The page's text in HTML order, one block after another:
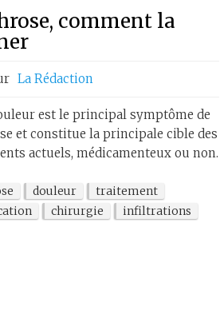
comment la
La Rédaction
est le principal symptôme de
et constitue la principale cible des
actuels, médicamenteux ou non.
douleur
traitement
chirurgie infiltrations